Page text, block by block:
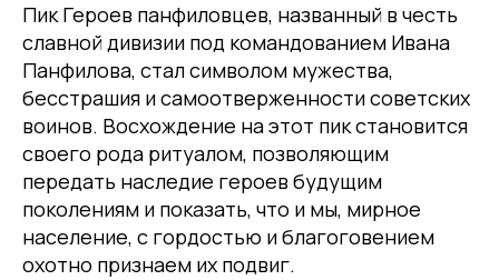
Пик Героев панфиловцев, названный в честь
славной дивизии под командованием Ивана
Панфилова, стал символом мужества,
бесстрашия и самоотверженности советских
воинов. Восхождение на этот пик становится
своего рода ритуалом, позволяющим
передать наследие героев будущим
поколениям и показать, что и мы, мирное
население, с гордостью и благоговением
охотно признаем их подвиг.